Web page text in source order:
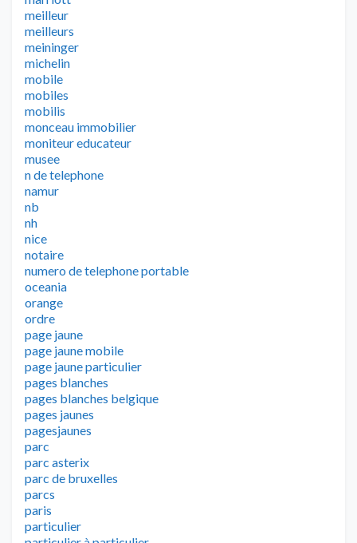
meilleur
meilleurs
meininger
michelin
mobile
mobiles
mobilis
monceau immobilier
moniteur educateur
musee
n de telephone
namur
nb
nh
nice
notaire
numero de telephone portable
oceania
orange
ordre
page jaune
page jaune mobile
page jaune particulier
pages blanches
pages blanches belgique
pages jaunes
pagesjaunes
parc
parc asterix
parc de bruxelles
parcs
paris
particulier